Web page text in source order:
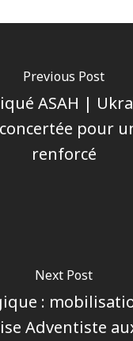
Previous Post
ASAH |
pour
renforcé
Next Post
:
Adventiste